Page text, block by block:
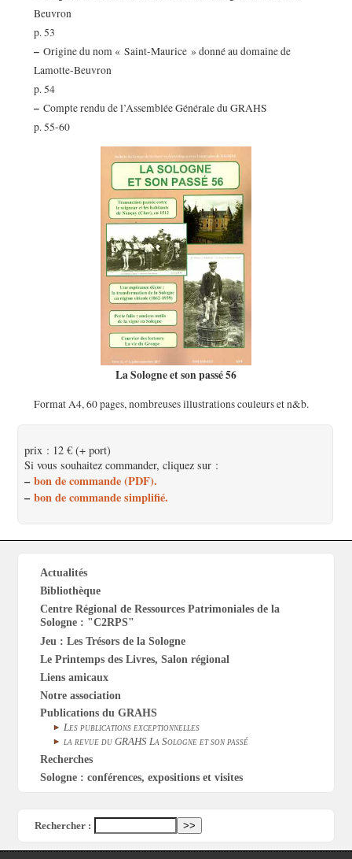
Beuvron
p. 53
–Origine du nom « Saint-Maurice » donné au domaine de
Lamotte-Beuvron
p. 54
–Compte rendu de l’Assemblée Générale du GRAHS
p. 55-60
La Sologne et son passé 56
Format A4, 60 pages, nombreuses illustrations couleurs et n&b.
prix : 12 € (+ port)
Si vous souhaitez commander, cliquez sur :
– bon de commande (PDF).
– bon de commande simplifié.
Actualités
Bibliothèque
Centre Régional de Ressources Patrimoniales de la
Sologne : "C2RPS"
Jeu : Les Trésors de la Sologne
Le Printemps des Livres, Salon régional
Liens amicaux
Notre association
Publications du GRAHS
Les publications exceptionnelles
la revue du GRAHS La Sologne et son passé
Recherches
Sologne : conférences, expositions et visites
Rechercher :